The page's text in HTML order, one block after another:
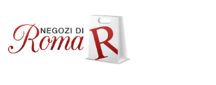
contenuto